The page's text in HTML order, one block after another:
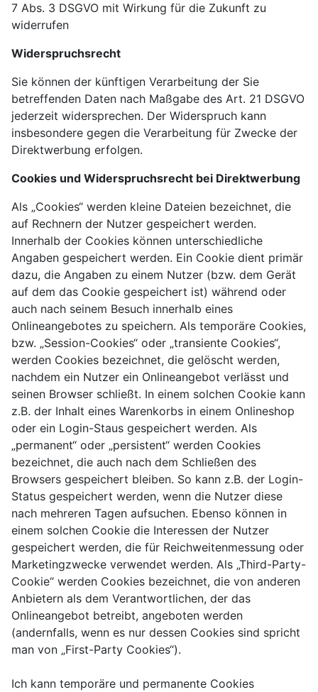
7 Abs. 3 DSGVO mit Wirkung für die Zukunft zu
widerrufen
Widerspruchsrecht
Sie können der künftigen Verarbeitung der Sie
betreffenden Daten nach Maßgabe des Art. 21 DSGVO
jederzeit widersprechen. Der Widerspruch kann
insbesondere gegen die Verarbeitung für Zwecke der
Direktwerbung erfolgen.
Cookies und Widerspruchsrecht bei Direktwerbung
Als „Cookies“ werden kleine Dateien bezeichnet, die
auf Rechnern der Nutzer gespeichert werden.
Innerhalb der Cookies können unterschiedliche
Angaben gespeichert werden. Ein Cookie dient primär
dazu, die Angaben zu einem Nutzer (bzw. dem Gerät
auf dem das Cookie gespeichert ist) während oder
auch nach seinem Besuch innerhalb eines
Onlineangebotes zu speichern. Als temporäre Cookies,
bzw. „Session-Cookies“ oder „transiente Cookies“,
werden Cookies bezeichnet, die gelöscht werden,
nachdem ein Nutzer ein Onlineangebot verlässt und
seinen Browser schließt. In einem solchen Cookie kann
z.B. der Inhalt eines Warenkorbs in einem Onlineshop
oder ein Login-Staus gespeichert werden. Als
„permanent“ oder „persistent“ werden Cookies
bezeichnet, die auch nach dem Schließen des
Browsers gespeichert bleiben. So kann z.B. der Login-
Status gespeichert werden, wenn die Nutzer diese
nach mehreren Tagen aufsuchen. Ebenso können in
einem solchen Cookie die Interessen der Nutzer
gespeichert werden, die für Reichweitenmessung oder
Marketingzwecke verwendet werden. Als „Third-Party-
Cookie“ werden Cookies bezeichnet, die von anderen
Anbietern als dem Verantwortlichen, der das
Onlineangebot betreibt, angeboten werden
(andernfalls, wenn es nur dessen Cookies sind spricht
man von „First-Party Cookies“).
Ich kann temporäre und permanente Cookies